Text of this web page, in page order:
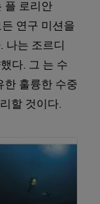
플 로리안
연구 미션을
나는 조르디
다. 그 는 수
한 훌륭한 수중
할 것이다.